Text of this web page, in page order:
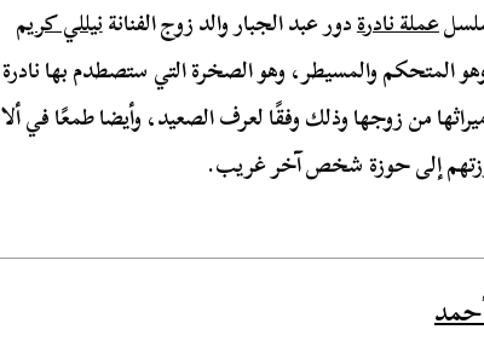
عملة نادرةدور عبد الجبار والد زوج الفنانةنيللي كريم
وهو المتحكم والمسيطر، وهو الصخرة التي ستصطدم بها نادرة
من زوجها وذلك وفقًا لعرف الصعيد، وأيضا طمعًا في ألا
إلى حوزة شخص آخر غريب.